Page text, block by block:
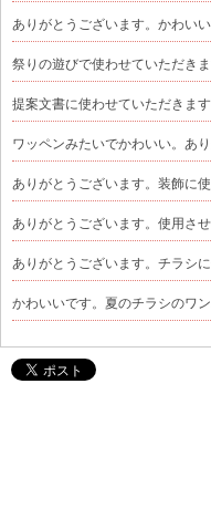
ありがとうございます。かわい
祭りの遊びで使わせていただきま
提案文書に使わせていただきます
ワッペンみたいでかわいい。あ
ありがとうございます。装飾に
ありがとうございます。使用させ
ありがとうございます。チラシ
かわいいです。夏のチラシのワ